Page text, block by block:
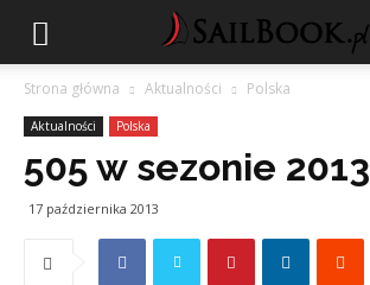
Strona główna Aktualności Polska
Aktualności Polska
505 w sezonie 2013
17 października 2013